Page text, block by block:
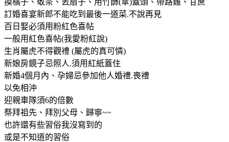
訂婚喜宴新郎不能吃到最後一道菜.不說再見
百日娶必須用粉紅色喜帖
一般用紅色喜帖(我愛粉紅說)
生肖屬虎不得觀禮 (屬虎的真可憐)
新娘房鏡子忌照人.須用紅紙蓋住
新婚4個月內、孕婦忌參加他人婚禮.喪禮
以免相沖
迎親車隊須6的倍數
祭拜祖先、拜別父母、歸寧~~
也許還有些習俗我沒寫到的
或是不知道的習俗